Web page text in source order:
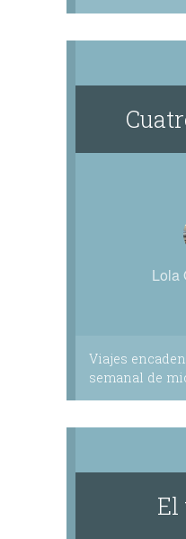
Lola
Viajes
semanal de
El